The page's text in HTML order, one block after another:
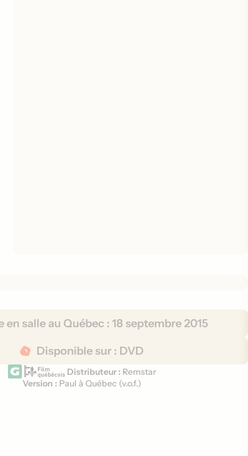
en salle au Québec : 18 septembre 2015
Disponible sur : DVD
Distributeur : Remstar
V
Version : Paul à Québec (v.o.f.)